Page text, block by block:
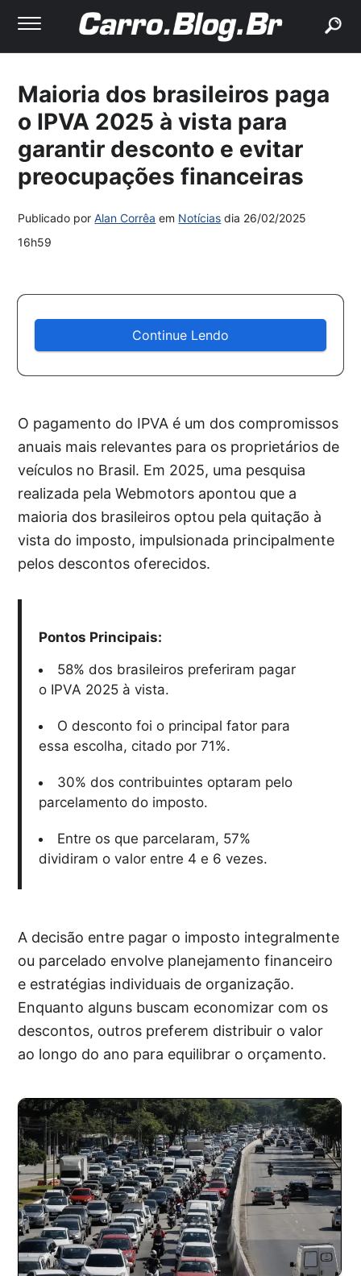
Maioria dos brasileiros paga
o IPVA 2025 à vista para
garantir desconto e evitar
preocupações financeiras
Publicado porAlan Corrêa em Notícias dia 26/02/2025
16h59
Continue Lendo
O pagamento do IPVA é um dos compromissos
anuais mais relevantes para os proprietários de
veículos no Brasil. Em 2025, uma pesquisa
realizada pela Webmotors apontou que a
maioria dos brasileiros optou pela quitação à
vista do imposto, impulsionada principalmente
pelos descontos oferecidos.
Pontos Principais:
58% dos brasileiros preferiram pagar
o IPVA 2025 à vista.
O desconto foi o principal fator para
essa escolha, citado por 71%.
30% dos contribuintes optaram pelo
parcelamento do imposto.
Entre os que parcelaram, 57%
dividiram o valor entre 4 e 6 vezes.
A decisão entre pagar o imposto integralmente
ou parcelado envolve planejamento financeiro
e estratégias individuais de organização.
Enquanto alguns buscam economizar com os
descontos, outros preferem distribuir o valor
ao longo do ano para equilibrar o orçamento.